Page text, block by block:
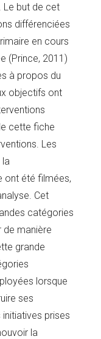
Le but de cet
différenciées
en cours
(Prince, 2011)
à propos du
objectifs ont
cette fiche
Les
la
ont été filmées,
Cet
catégories
de manière
grande
lorsque
ses
prises
la